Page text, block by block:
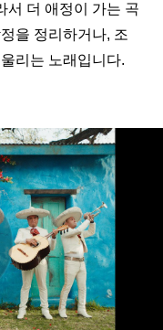
서 더 애정이 가는 곡
을 정리하거나, 조
리는 노래입니다.